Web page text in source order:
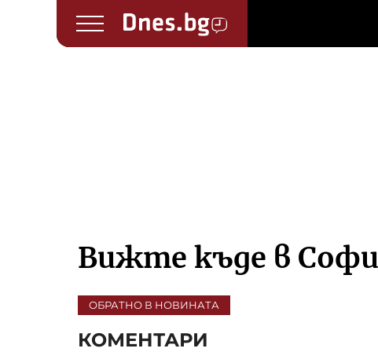
Вижте къде в
ОБРАТНО В НОВИНАТА
КОМЕНТАРИ